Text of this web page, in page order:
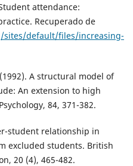
attendance:
Recuperado de
default/files/increasing-
A structural model of
An extension to high
84, 371-382.
student relationship in
excluded students. British
20 (4), 465-482.